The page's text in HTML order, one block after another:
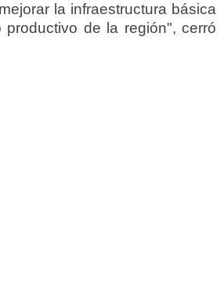
la infraestructura básica
productivo de la región", cerró